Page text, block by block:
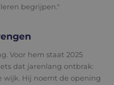
begrijpen."
Voor hem staat 2025
dat jarenlang ontbrak:
wijk. Hij noemt de opening